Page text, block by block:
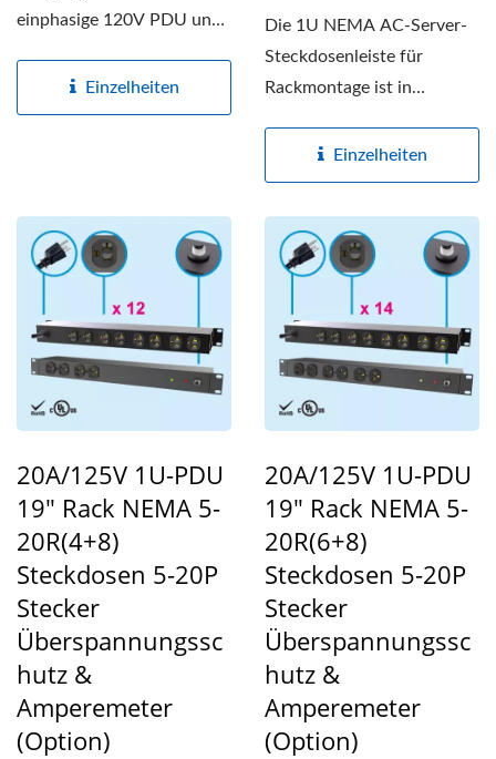
einphasige 120V PDU und
Einzelheiten
Die 1U NEMA AC-Server-
Steckdosenleiste für
Rackmontage ist in
Konfigurationen...
Einzelheiten
20A/125V 1U-PDU
19" Rack NEMA 5-
20R(4+8)
Steckdosen 5-20P
Stecker
Überspannungssc
Hutz &
Amperemeter
(Option)
20A/125V 1U-PDU
19" Rack NEMA 5-
20R(6+8)
Steckdosen 5-20P
Stecker
Überspannungssc
Hutz &
Amperemeter
(Option)